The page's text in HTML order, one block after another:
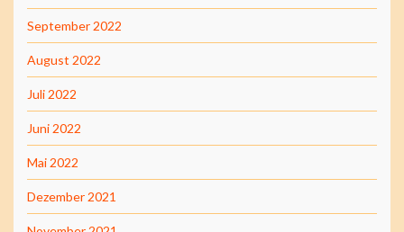
September 2022
August 2022
Juli 2022
Juni 2022
Mai 2022
Dezember 2021